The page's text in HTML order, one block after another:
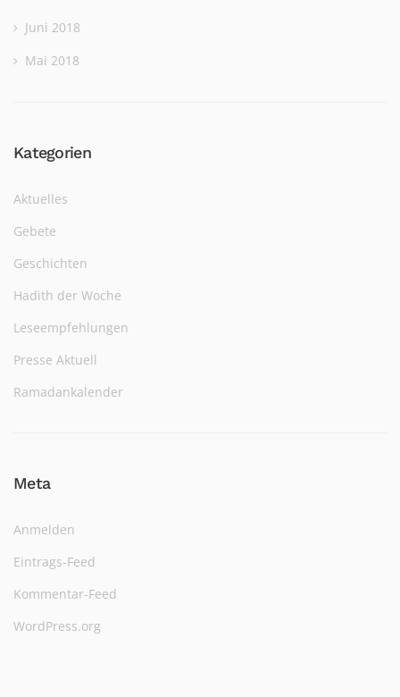
Juni 2018
Mai 2018
Kategorien
Aktuelles
Gebete
Geschichten
Hadith der Woche
Leseempfehlungen
Presse Aktuell
Ramadankalender
Meta
Anmelden
Eintrags-Feed
Kommentar-Feed
WordPress.org